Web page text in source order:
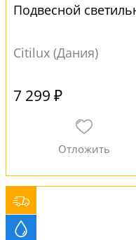
Подвесной
Citilux (Дания)
7 299 ₽